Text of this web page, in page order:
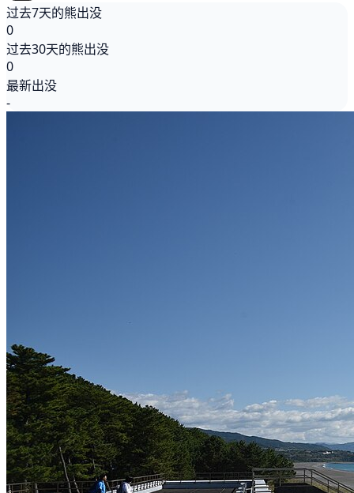
过去7天的熊出没
0
过去30天的熊出没
0
最新出没
-